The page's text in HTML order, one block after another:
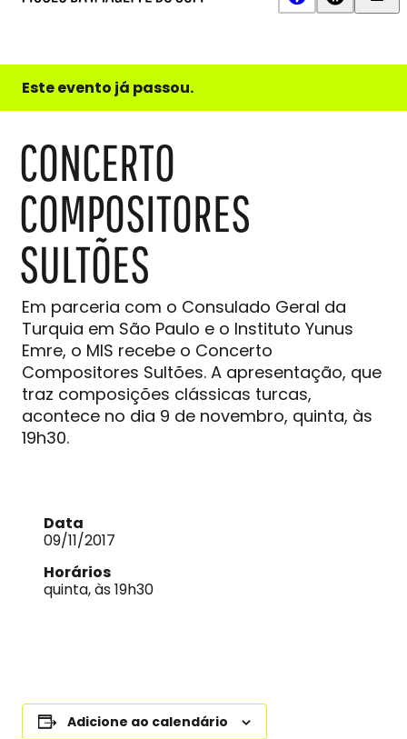
e
do
Este evento já passou.
CONCERTO
COMPOSITORES
SULTÕES
Em parceria com o Consulado Geral da
Turquia em São Paulo e o Instituto Yunus
Emre, o MIS recebe o Concerto
Compositores Sultões. A apresentação, que
traz composições clássicas turcas,
acontece no dia 9 de novembro, quinta, às
19h30.
Data
09/11/2017
Horários
quinta, às 19h30
Adicione ao calendário